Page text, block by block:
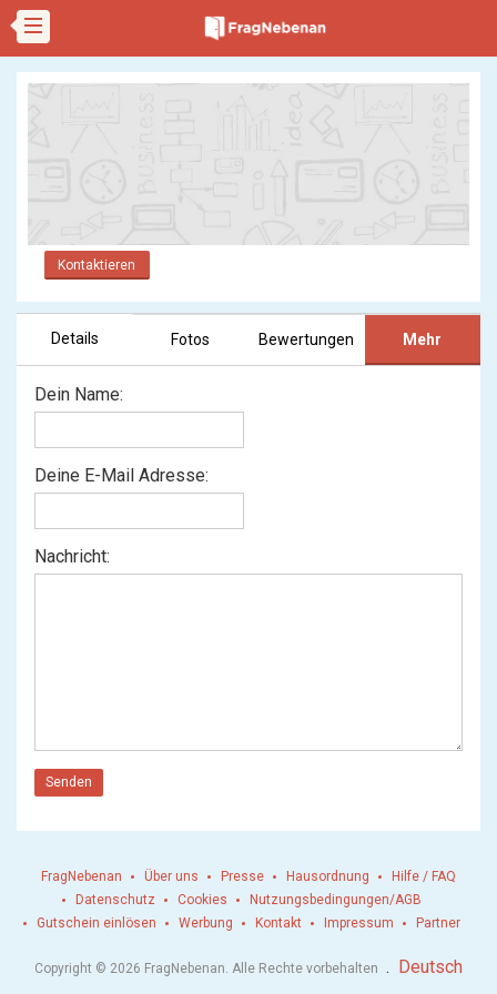
Kontaktieren
Details Fotos Bewertungen Mehr
Dein Name:
Deine E-Mail Adresse:
Nachricht:
Senden
FragNebenan Über uns Presse Hausordnung
Hilfe / FAQ
Datenschutz
Cookies
Nutzungsbedingungen/AGB
Gutschein einlösen
Werbung Kontakt Impressum Partner
Copyright © 2026 FragNebenan. Alle Rechte vorbehalten . Deutsch